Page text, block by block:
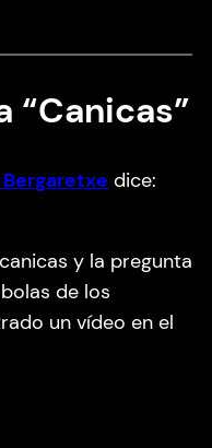
“Canicas”
dice:
y la pregunta
de los
un vídeo en el